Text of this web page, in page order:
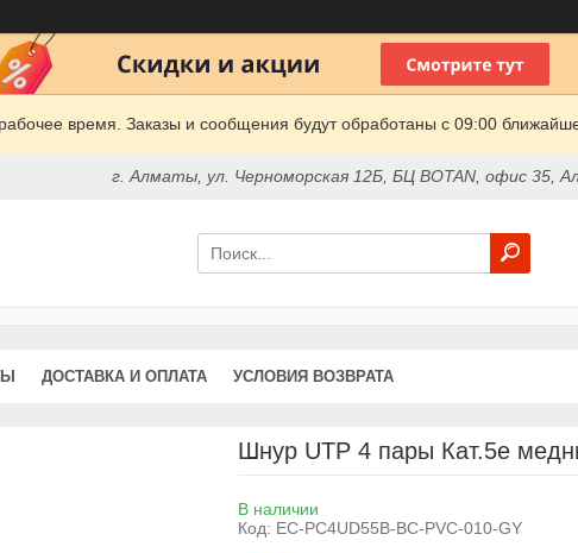
время. Заказы и сообщения будут обработаны с 09:00
г. Алматы, ул. Черноморская 12Б, БЦ BOTAN, офис 35,
ДОСТАВКА И ОПЛАТА УСЛОВИЯ ВОЗВРАТА
Шнур UTP 4 пары Кат.5e
В наличии
Код: EC-PC4UD55B-BC-PVC-010-GY